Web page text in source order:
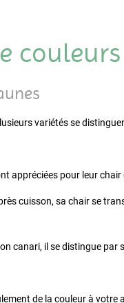
variétés se
appréciées pour leur
cuisson, sa chair se
canari, il se distingue
de la couleur à